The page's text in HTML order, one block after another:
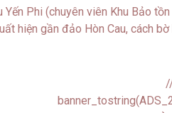
Phi (chuyên viên Khu Bảo
hiện gần đảo Hòn Cau, cách